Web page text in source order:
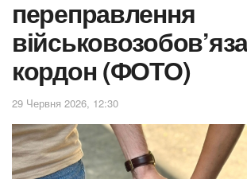
переправлення
кордон (ФОТО)
29 Червня 2026, 12:30